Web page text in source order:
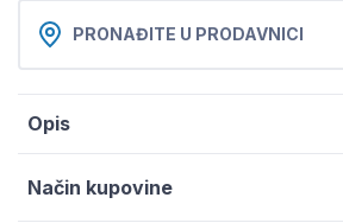
PRONAĐITE U PRODAVNICI
Opis
Način kupovine